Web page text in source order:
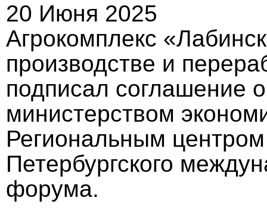
20 Июня 2025
Агрокомплекс
производстве и
подписал соглашение
министерством
Региональным
Петербургского
форума.